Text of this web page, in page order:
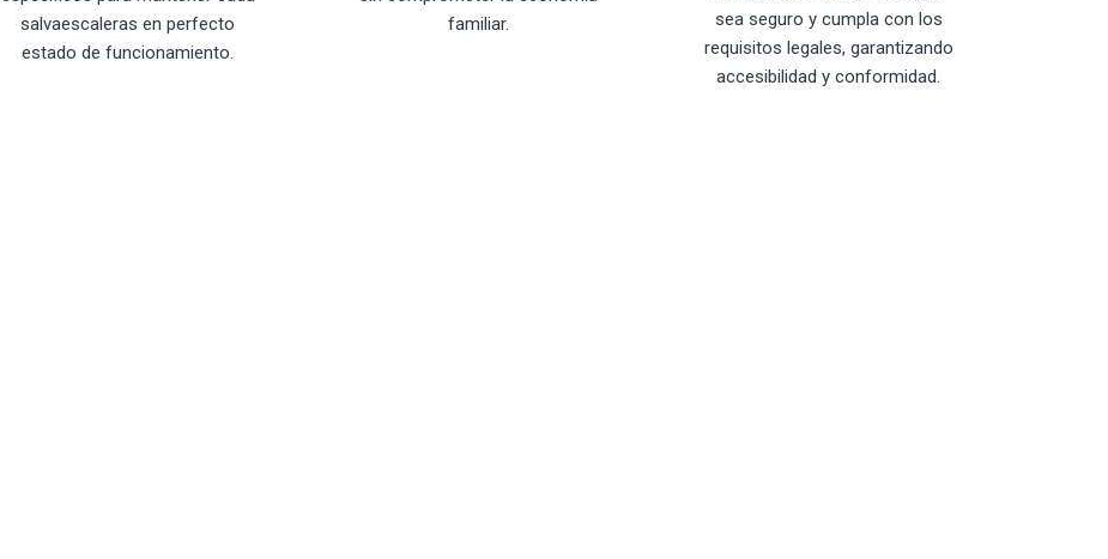
salvaescaleras en perfecto
estado de funcionamiento.
familiar.
sea seguro y cumpla con los
requisitos legales, garantizando
accesibilidad y conformidad.